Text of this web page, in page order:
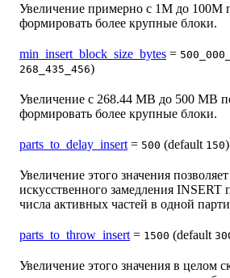
Увеличение примерно с 1M до 100M
формировать более крупные блоки.
min_insert_block_size_bytes =
268_435_456)
Увеличение с 268.44 MB до 500 MB
формировать более крупные блоки.
parts_to_delay_insert = 500 (default 150)
Увеличение этого значения
искусственного замедления INSERT
числа активных частей в одной
parts_to_throw_insert = 1500 (default
Увеличение этого значения в целом